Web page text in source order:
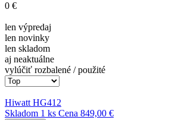
0 €
len výpredaj
len novinky
len skladom
aj neaktuálne
vylúčiť rozbalené / použité
Hiwatt HG412
Skladom 1 ks Cena 849,00 €